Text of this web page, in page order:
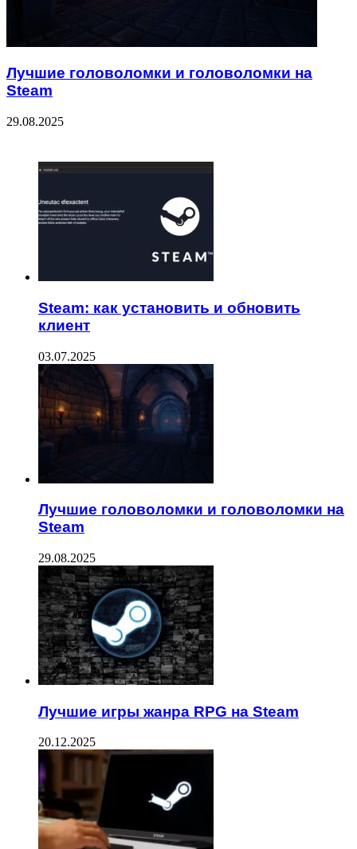
Лучшие головоломки и головоломки на
Steam
29.08.2025
Steam: как установить и обновить
клиент
03.07.2025
Лучшие головоломки и головоломки на
Steam
29.08.2025
Лучшие игры жанра RPG на Steam
20.12.2025